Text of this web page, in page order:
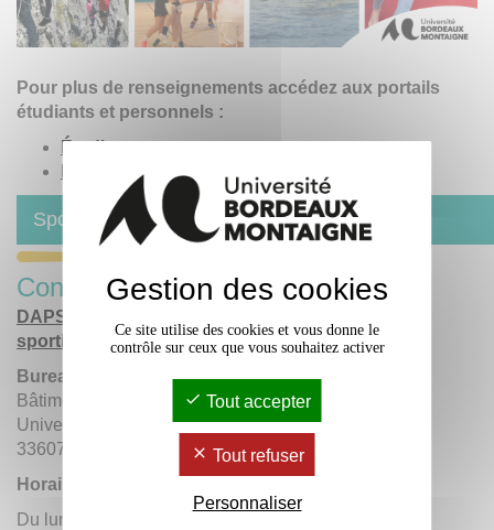
Pour plus de renseignements accédez aux portails
étudiants et personnels :
Étudiants
Personnels
Sport
Contacts
DAPS - Département des activités physiques et
sportives
Bureau des sports
Bâtiment accueil (acc 019)
Université Bordeaux Montaigne
33607 Pessac Cedex
Horaires d'ouverture au public :
Du lundi au jeudi de 10h à 16h
Gestion des cookies
Ce site utilise des cookies et vous donne le
contrôle sur ceux que vous souhaitez activer
Tout accepter
Tout refuser
Personnaliser